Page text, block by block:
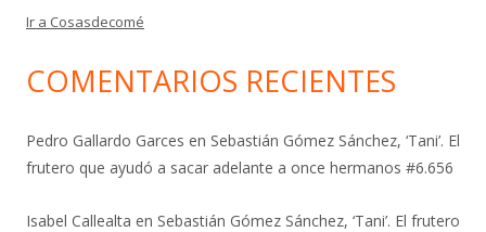
Ir a Cosasdecomé
COMENTARIOS RECIENTES
Pedro Gallardo Garces en Sebastián Gómez Sánchez, ‘Tani’. El
frutero que ayudó a sacar adelante a once hermanos #6.656
Isabel Callealta en Sebastián Gómez Sánchez, ‘Tani’. El frutero